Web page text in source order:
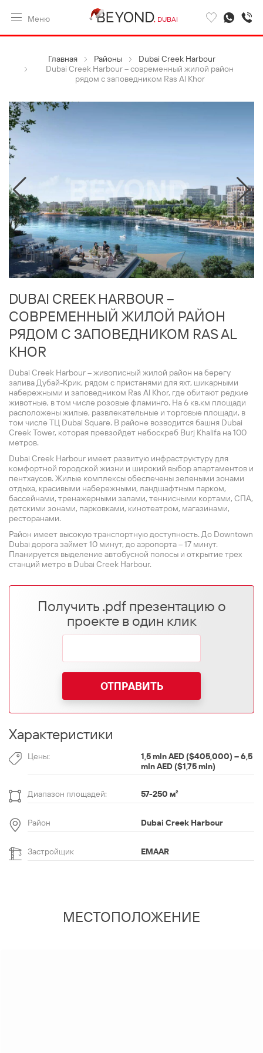
Меню DUBAI
Главная Районы
Dubai Creek Harbour
Dubai Creek Harbour – современный жилой район
рядом с заповедником Ras Al Khor
DUBAI CREEK HARBOUR –
СОВРЕМЕННЫЙ ЖИЛОЙ РАЙОН
РЯДОМ С ЗАПОВЕДНИКОМ RAS AL
KHOR
Dubai Creek Harbour – живописный жилой район на берегу
залива Дубай-Крик, рядом с пристанями для яхт, шикарными
набережными и заповедником Ras Al Khor, где обитают редкие
животные, в том числе розовые фламинго. На 6 кв.км площади
расположены жилые, развлекательные и торговые площади, в
том числе ТЦ Dubai Square. В районе возводится башня Dubai
Creek Tower, которая превзойдет небоскреб Burj Khalifa на 100
метров.
Dubai Creek Harbour имеет развитую инфраструктуру для
комфортной городской жизни и широкий выбор апартаментов и
пентхаусов. Жилые комплексы обеспечены зелеными зонами
отдыха, красивыми набережными, ландшафтным парком,
бассейнами, тренажерными залами, теннисными кортами, СПА,
детскими зонами, парковками, кинотеатром, магазинами,
ресторанами.
Район имеет высокую транспортную доступность. До Downtown
Dubai дорога займет 10 минут, до аэропорта – 17 минут.
Планируется выделение автобусной полосы и открытие трех
станций метро в Dubai Creek Harbour.
Получить .pdf презентацию о
проекте в один клик
ОТПРАВИТЬ
Характеристики
Цены:
1,5 mln AED ($405,000) – 6,5
mln AED ($1,75 mln)
Диапазон площадей: 57-250 м²
Район Dubai Creek Harbour
Застройщик EMAAR
МЕСТОПОЛОЖЕНИЕ